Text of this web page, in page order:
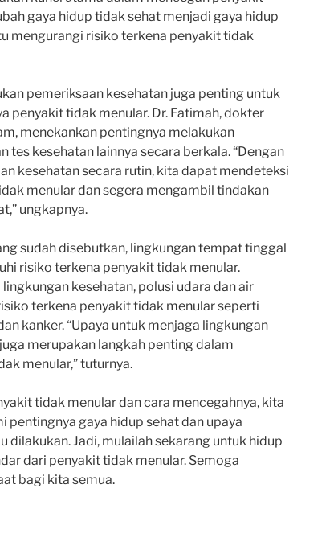
gaya hidup tidak sehat menjadi gaya hidup
mengurangi risiko terkena penyakit tidak
pemeriksaan kesehatan juga penting untuk
penyakit tidak menular. Dr. Fatimah, dokter
menekankan pentingnya melakukan
tes kesehatan lainnya secara berkala. “Dengan
kesehatan secara rutin, kita dapat mendeteksi
menular dan segera mengambil tindakan
ungkapnya.
sudah disebutkan, lingkungan tempat tinggal
risiko terkena penyakit tidak menular.
kesehatan, polusi udara dan air
terkena penyakit tidak menular seperti
kanker. “Upaya untuk menjaga lingkungan
merupakan langkah penting dalam
menular,” tuturnya.
tidak menular dan cara mencegahnya, kita
pentingnya gaya hidup sehat dan upaya
dilakukan. Jadi, mulailah sekarang untuk hidup
dari penyakit tidak menular. Semoga
bagi kita semua.